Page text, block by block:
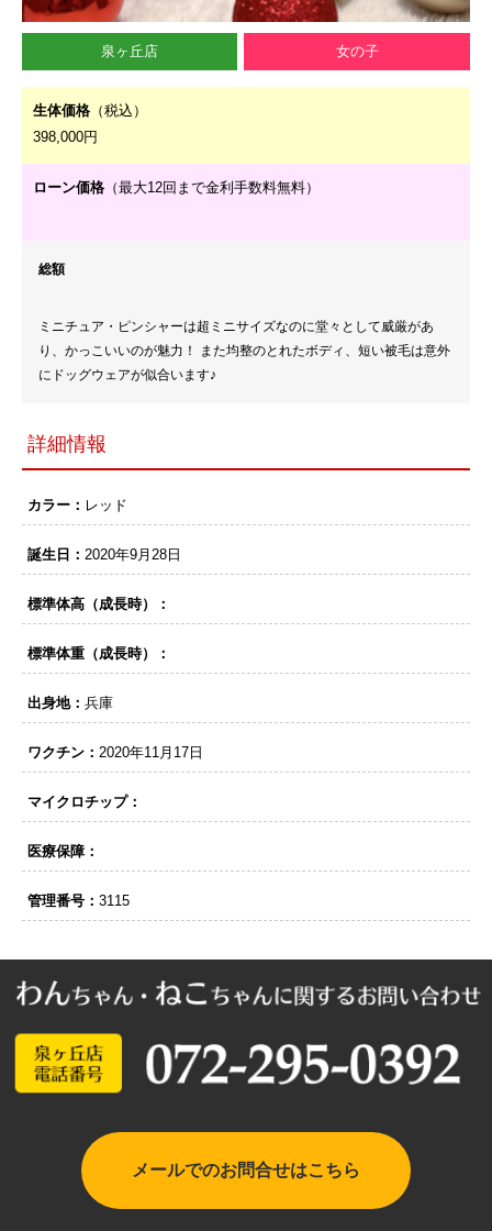
泉ヶ丘店 女の子
生体価格 （税込）
398,000円
ローン価格 （最大12回まで金利手数料無料）
総額
ミニチュア・ピンシャーは超ミニサイズなのに堂々として威厳があ
り、かっこいいのが魅力！ また均整のとれたボディ、短い被毛は意外
にドッグウェアが似合います♪
詳細情報
カラー： レッド
誕生日： 2020年9月28日
標準体高（成長時）：
標準体重（成長時）：
出身地： 兵庫
ワクチン： 2020年11月17日
マイクロチップ：
医療保障：
管理番号： 3115
メールでのお問合せはこちら